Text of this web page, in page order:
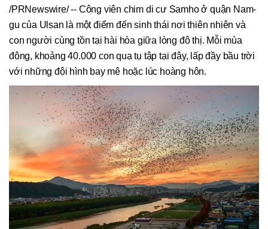
/PRNewswire/ -- Công viên chim di cư Samho ở quận Nam-
gu của Ulsan là một điểm đến sinh thái nơi thiên nhiên và
con người cùng tồn tại hài hòa giữa lòng đô thị. Mỗi mùa
đông, khoảng 40.000 con quạ tụ tập tại đây, lấp đầy bầu trời
với những đội hình bay mê hoặc lúc hoàng hôn.